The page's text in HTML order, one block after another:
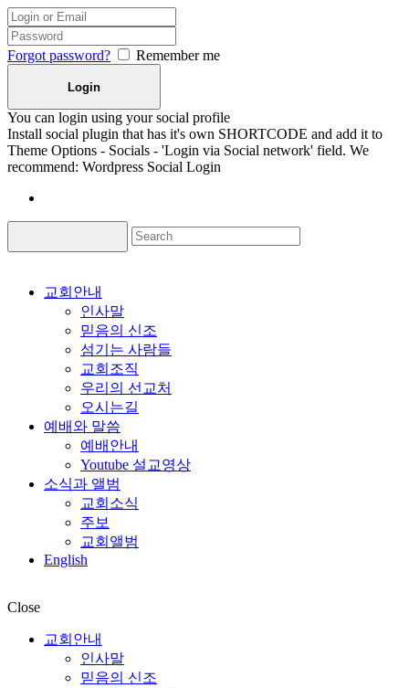
Forgot password? Remember me
You can login using your social profile
Install social plugin that has it's own SHORTCODE and add it to
Theme Options - Socials - 'Login via Social network' field. We
recommend: Wordpress Social Login
교회안내
인사말
믿음의 신조
섬기는 사람들
교회조직
우리의 선교처
오시는길
예배와 말씀
예배안내
Youtube 설교영상
소식과 앨범
교회소식
주보
교회앨범
English
Close
교회안내
인사말
믿음의 신조